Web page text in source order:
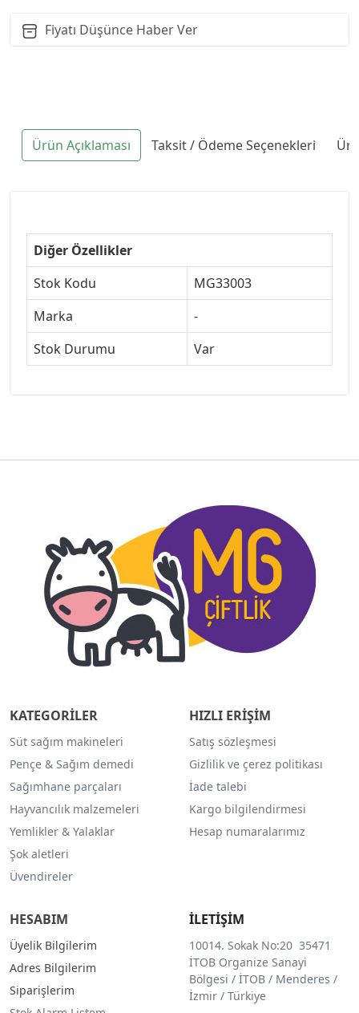
Fiyatı Düşünce Haber Ver
Ürün Açıklaması Taksit / Ödeme Seçenekleri
Diğer Özellikler
Stok Kodu
MG33003
Marka
-
Stok Durumu
Var
KATEGORİLER
Süt sağım makineleri
Pençe & Sağım demedi
Sağımhane parçaları
Hayvancılık malzemeleri
Yemlikler & Yalaklar
Şok aletleri
Üvendireler
HIZLI ERİŞİM
Satış sözleşmesi
Gizlilik ve çerez politikası
İade talebi
Kargo bilgilendirmesi
Hesap numaralarımız
HESABIM
Üyelik Bilgilerim
Adres Bilgilerim
Siparişlerim
İLETİŞİM
10014. Sokak No:20 35471
İTOB Organize Sanayi
Bölgesi / İTOB / Menderes /
İzmir / Türkiye